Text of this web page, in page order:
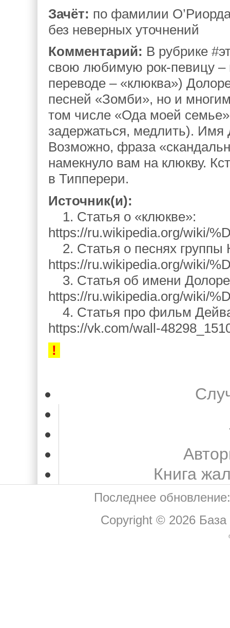
Зачёт: по фамилии
без неверных уточнений
Комментарий: В рубрике
свою любимую рок-певицу –
переводе – «клюква»)
песней «Зомби», но и
том числе «Ода моей
задержаться, медлить). Имя
Возможно, фраза
намекнуло вам на клюкву.
в Типперери.
Источник(и):
1. Статья о «клюкве»:
https://ru.wikipedia.org/wiki/
2. Статья о песнях группы
https://ru.wikipedia.org/wiki/
3. Статья об имени
https://ru.wikipedia.org/wiki/
4. Статья про фильм
https://vk.com/wall-
!
Книга
Последнее
Copyright © 2026 База